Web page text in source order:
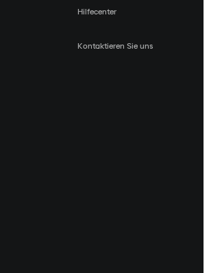
Hilfecenter
Kontaktieren Sie uns